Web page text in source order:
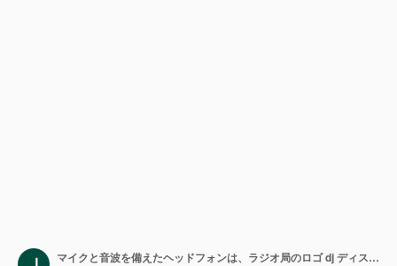
マイクと音波を備えたヘッドフォンは、ラジオ局のロゴ dj ディスコ シンボル放送スタジオ ラベル顧客サポート エンブレム フラット バック アイコン モダンなデザインのベクトル図の概念を打つ